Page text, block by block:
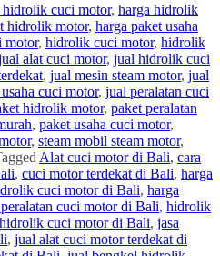
hidrolik cuci motor, harga hidrolik
hidrolik motor, harga paket usaha
motor, hidrolik cuci motor, hidrolik
alat cuci motor, jual hidrolik cuci
, jual mesin steam motor, jual
cuci motor, jual peralatan cuci
hidrolik motor, paket peralatan
, paket usaha cuci motor,
, steam mobil steam motor,
Alat cuci motor di Bali, cara
, cuci motor terdekat di Bali, harga
cuci motor di Bali, harga
cuci motor di Bali, hidrolik
hidrolik cuci motor di Bali, jasa
, jual alat cuci motor terdekat di